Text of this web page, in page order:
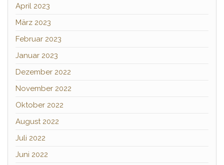
April 2023
März 2023
Februar 2023
Januar 2023
Dezember 2022
November 2022
Oktober 2022
August 2022
Juli 2022
Juni 2022